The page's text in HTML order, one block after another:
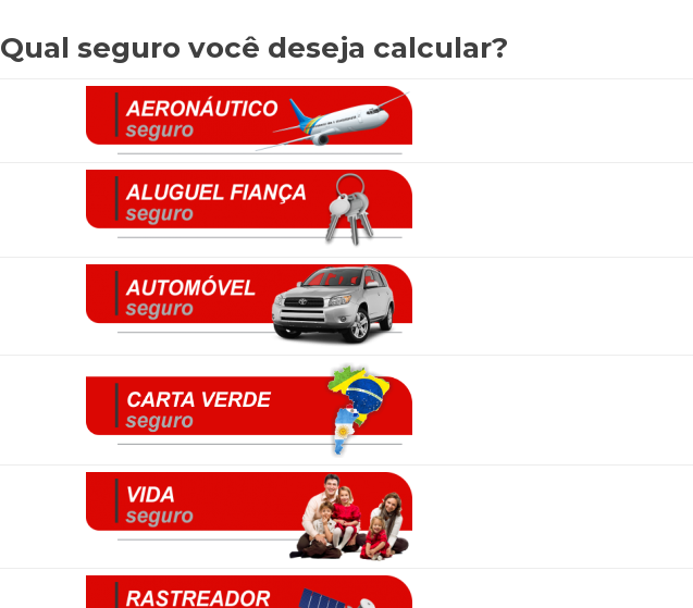
Qual seguro você deseja calcular?